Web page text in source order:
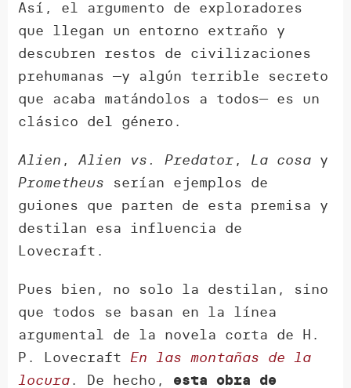
Así, el argumento de exploradores
que llegan un entorno extraño y
descubren restos de civilizaciones
prehumanas —y algún terrible secreto
que acaba matándolos a todos— es un
clásico del género.
Alien ,Alien vs. Predator, La cosa y
Prometheus serían ejemplos de
guiones que parten de esta premisa y
destilan esa influencia de
Lovecraft.
Pues bien, no solo la destilan, sino
que todos se basan en la línea
argumental de la novela corta de H.
P. LovecraftEn las montañas de la
locura. De hecho, esta obra de